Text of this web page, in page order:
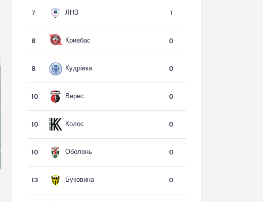
7 ЛНЗ 1
8 Кривбас 0
8 Кудрівка 0
10 Верес 0
10 Колос 0
10 Оболонь 0
13 Буковина 0